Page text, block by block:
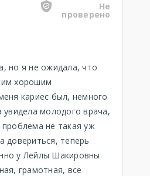
Не
проверено
но я не ожидала, что
хорошим
кариес был, немного
увидела молодого врача,
не такая уж
довериться, теперь
у Лейлы Шакировны
грамотная, все